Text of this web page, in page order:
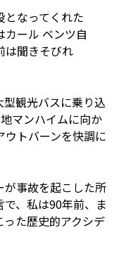
となってくれた
カール ベンツ自
は聞きそびれ
観光バスに乗り込
マンハイムに向か
ウトバーンを快調に
が事故を起こした所
、私は90年前、ま
た歴史的アクシデ